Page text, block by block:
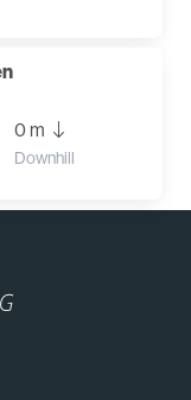
0 m
Downhill